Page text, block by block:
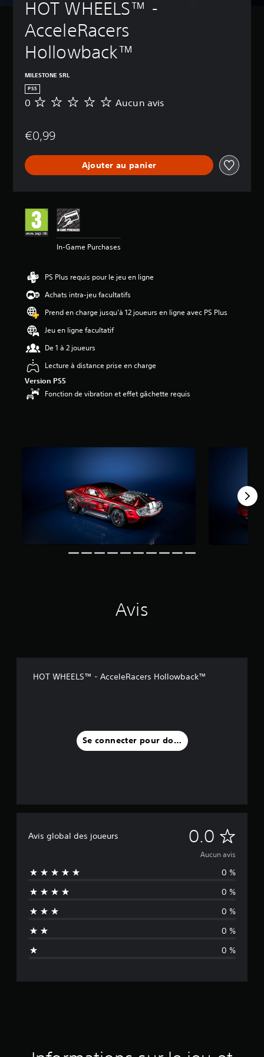
HOT WHEELS™ -
AcceleRacers
Hollowback™
MILESTONE SRL
PS5
A
u
a
v
0 Aucun avis
€0,99
Ajouter au panier
In-Game Purchases
PS Plus requis pour le jeu en ligne
Achats intra-jeu facultatifs
Prend en charge jusqu'à 12 joueurs en ligne avec PS Plus
Jeu en ligne facultatif
De 1 à 2 joueurs
Lecture à distance prise en charge
Version PS5
Fonction de vibration et effet gâchette requis
Avis
HOT WHEELS™ - AcceleRacers Hollowback™
Se connecter pour donner un avis
Avis global des joueurs 0.0 A
u
c
u
a
i
Aucun avis
0 %
0 %
0 %
0 %
0 %